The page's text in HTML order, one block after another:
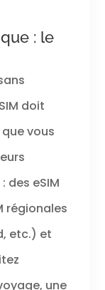
: le
doit
vous
des eSIM
régionales
etc.) et
une